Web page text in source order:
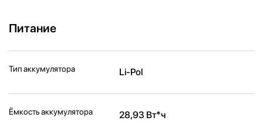
Питание
Тип аккумулятора Li-Pol
Ёмкость аккумулятора 28,93 Вт*ч